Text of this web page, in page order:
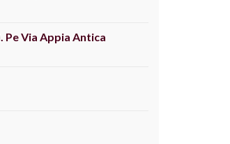
Pe Via Appia Antica